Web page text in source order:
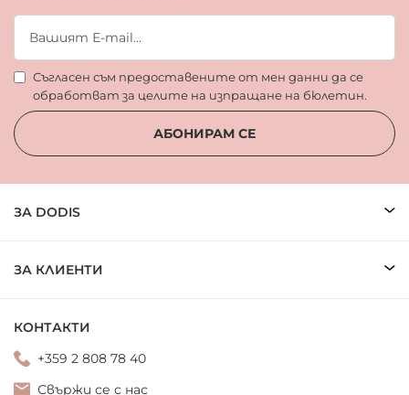
Съгласен съм предоставените от мен данни да се
обработват за целите на изпращане на бюлетин.
АБОНИРАМ СЕ
ЗА DODIS
ЗА КЛИЕНТИ
КОНТАКТИ
+359 2 808 78 40
Свържи се с нас